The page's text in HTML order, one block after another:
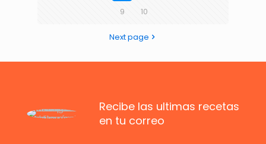
9
10
Next page
Recibe las ultimas recetas
en tu correo